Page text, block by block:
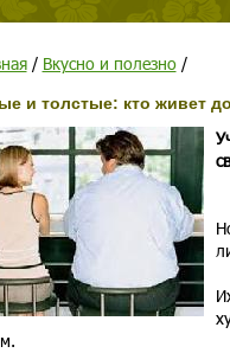
/ Вкусно и полезно/
и толстые: кто живет